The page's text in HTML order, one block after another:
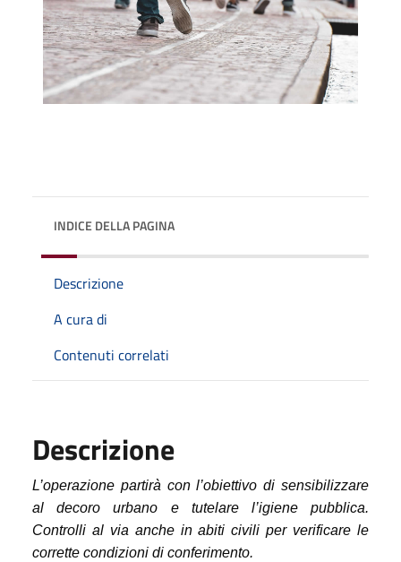
INDICE DELLA PAGINA
Descrizione
A cura di
Contenuti correlati
Descrizione
L’operazione partirà con l’obiettivo di sensibilizzare
al decoro urbano e tutelare l’igiene pubblica.
Controlli al via anche in abiti civili per verificare le
corrette condizioni di conferimento.